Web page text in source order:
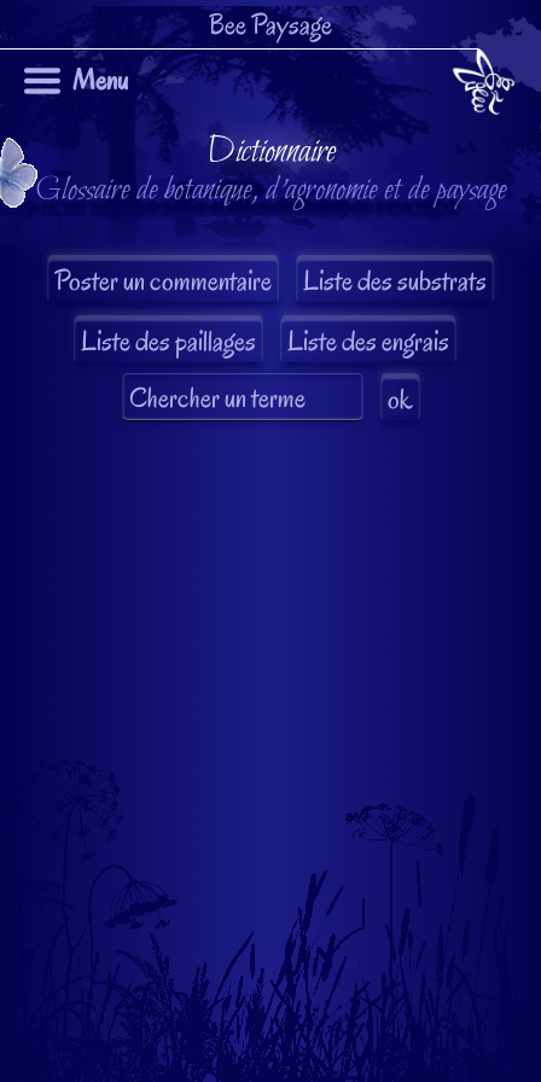
Bee Paysage
Menu
Dictionnaire
Glossaire de botanique, d'agronomie et de paysage
Liste des substrats
Liste des paillages
Liste des engrais